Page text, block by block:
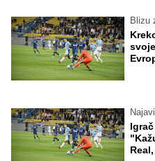
Blizu